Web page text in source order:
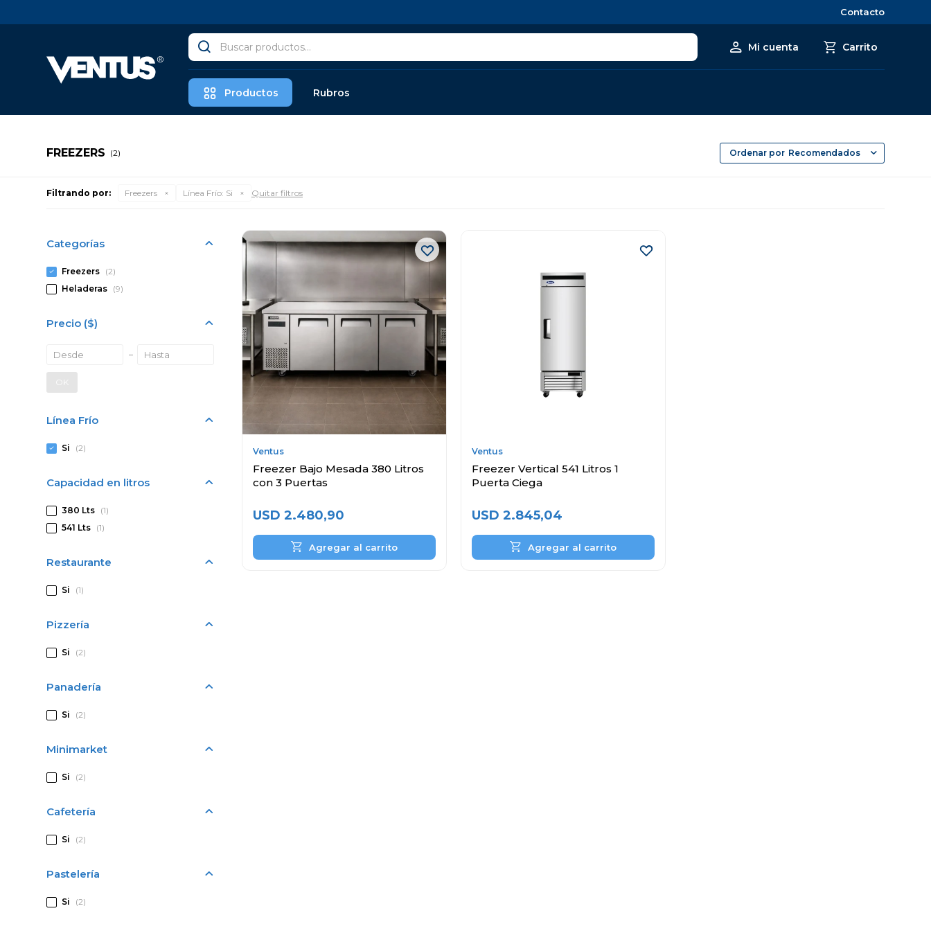
Productos Rubros
Contacto
FREEZERS (2) Recomendados
Filtrando por: Freezers Línea Frío: Si Quitar filtros
Ventus
Freezer Bajo Mesada 380 Litros
con 3 Puertas
USD 2.480,90
Ventus
Freezer Vertical 541 Litros 1
Puerta Ciega
USD 2.845,04
Categorías
Freezers (2)
Heladeras (9)
Precio ($)
OK
Línea Frío
Si (2)
Capacidad en litros
380 Lts (1)
541 Lts (1)
Restaurante
Si (1)
Pizzería
Si (2)
Panadería
Si (2)
Minimarket
Si (2)
Cafetería
Si (2)
Pastelería
Si (2)